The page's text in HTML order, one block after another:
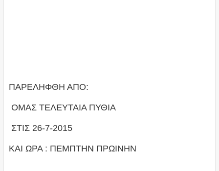
ΠΑΡΕΛΗΦΘΗ ΑΠΟ:
ΟΜΑΣ ΤΕΛΕΥΤΑΙΑ ΠΥΘΙΑ
ΣΤΙΣ 26-7-2015
ΚΑΙ ΩΡΑ : ΠΕΜΠΤΗΝ ΠΡΩΙΝΗΝ